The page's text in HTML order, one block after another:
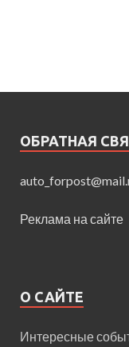
ОБРАТНАЯ
Реклама на сайте
О САЙТЕ
Интересные